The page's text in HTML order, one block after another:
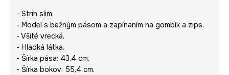
- Strih slim.
- Model s bežným pásom a zapínaním na gombík a zips.
- Všité vrecká.
- Hladká látka.
- Šírka pása: 43,4 cm.
- Šírka bokov: 55,4 cm.